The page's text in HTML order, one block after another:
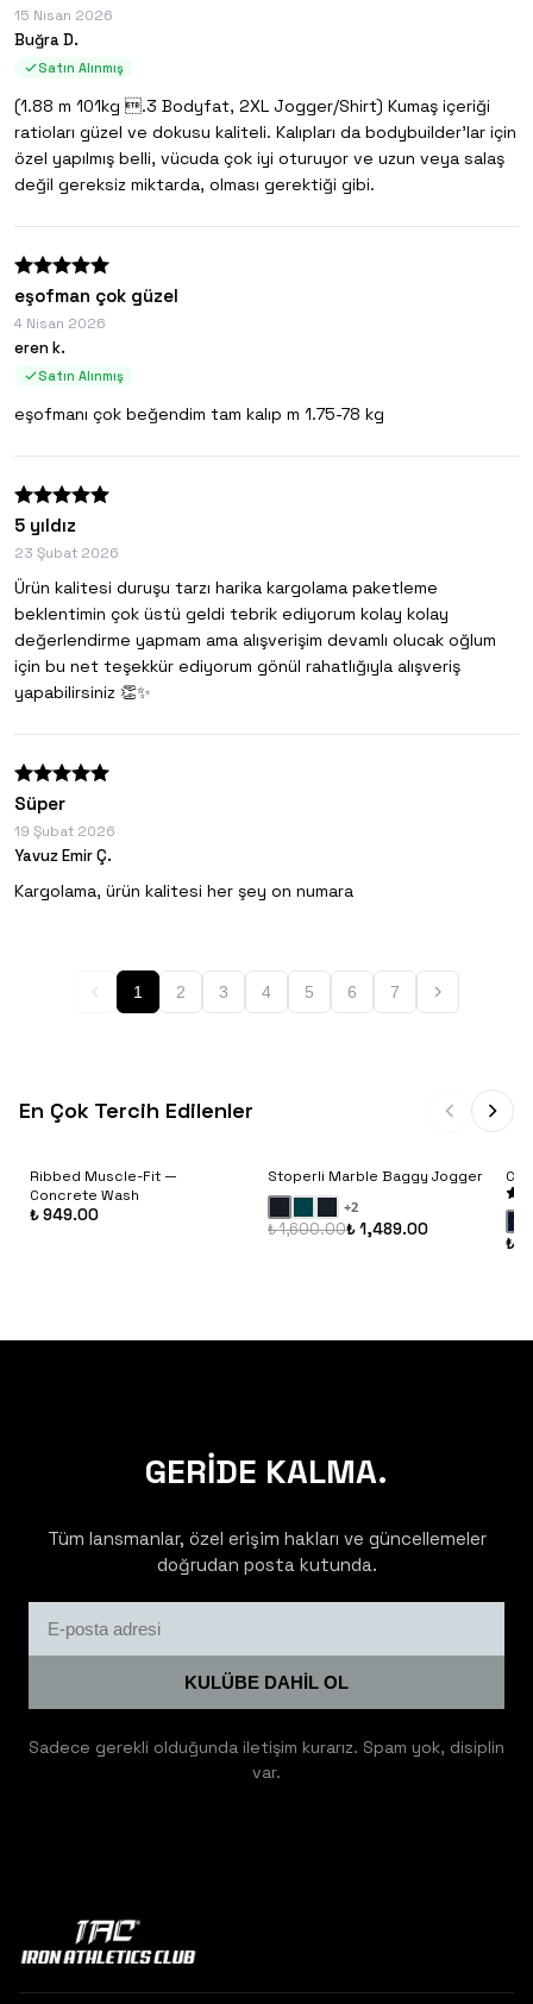
15 Nisan 2026
Buğra D.
Satın Alınmış
(1.88 m 101kg .3 Bodyfat, 2XL Jogger/Shirt) Kumaş içeriği
ratioları güzel ve dokusu kaliteli. Kalıpları da bodybuilder’lar için
özel yapılmış belli, vücuda çok iyi oturuyor ve uzun veya salaş
değil gereksiz miktarda, olması gerektiği gibi.
eşofman çok güzel
4 Nisan 2026
eren k.
Satın Alınmış
eşofmanı çok beğendim tam kalıp m 1.75-78 kg
5 yıldız
23 Şubat 2026
Ürün kalitesi duruşu tarzı harika kargolama paketleme
beklentimin çok üstü geldi tebrik ediyorum kolay kolay
değerlendirme yapmam ama alışverişim devamlı olucak oğlum
için bu net teşekkür ediyorum gönül rahatlığıyla alışveriş
yapabilirsiniz 👏✨
Süper
19 Şubat 2026
Yavuz Emir Ç.
Kargolama, ürün kalitesi her şey on numara
1 2 3 4 5 6 7
En Çok Tercih Edilenler
Ribbed Muscle-Fit —
Concrete Wash
₺ 949.00
Stoperli Marble Baggy Jogger
+2
₺ 1,600.00₺ 1,489.00
₺
GERİDE KALMA.
Tüm lansmanlar, özel erişim hakları ve güncellemeler
doğrudan posta kutunda.
KULÜBE DAHİL OL
Sadece gerekli olduğunda iletişim kurarız. Spam yok, disiplin
var.